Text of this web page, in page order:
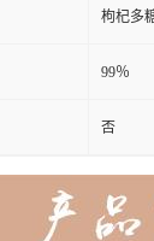
枸杞多
99％
否